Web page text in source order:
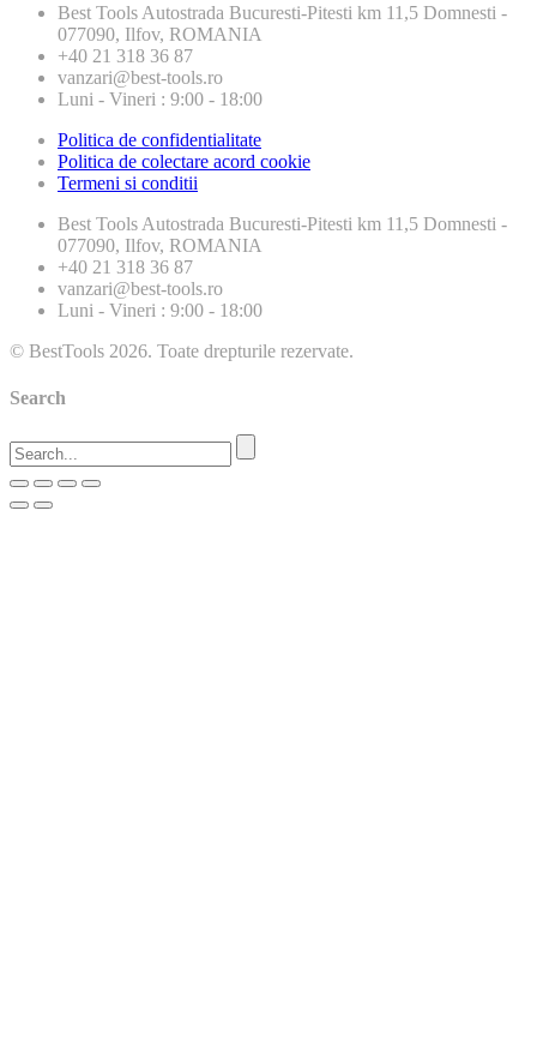
Best Tools Autostrada Bucuresti-Pitesti km 11,5 Domnesti -
077090, Ilfov, ROMANIA
+40 21 318 36 87
vanzari@best-tools.ro
Luni - Vineri : 9:00 - 18:00
Politica de confidentialitate
Politica de colectare acord cookie
Termeni si conditii
Best Tools Autostrada Bucuresti-Pitesti km 11,5 Domnesti -
077090, Ilfov, ROMANIA
+40 21 318 36 87
vanzari@best-tools.ro
Luni - Vineri : 9:00 - 18:00
© BestTools 2026. Toate drepturile rezervate.
Search